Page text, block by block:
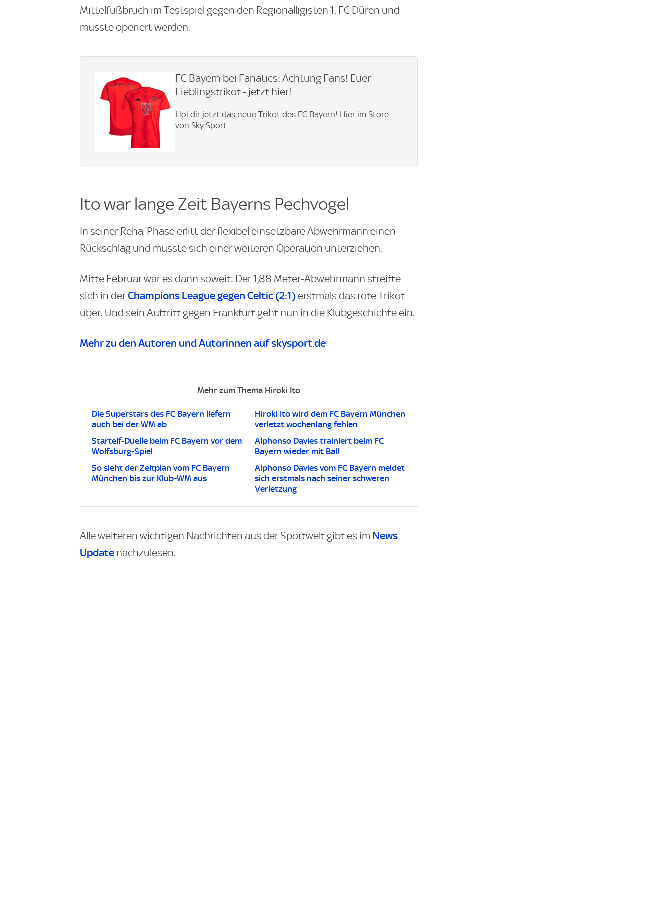
Mittelfußbruch im Testspiel gegen den Regionalligisten 1. FC Düren und
musste operiert werden.
FC Bayern bei Fanatics: Achtung Fans! Euer
Lieblingstrikot - jetzt hier!
Hol dir jetzt das neue Trikot des FC Bayern! Hier im Store
von Sky Sport.
Ito war lange Zeit Bayerns Pechvogel
In seiner Reha-Phase erlitt der flexibel einsetzbare Abwehrmann einen
Rückschlag und musste sich einer weiteren Operation unterziehen.
Mitte Februar war es dann soweit: Der 1,88 Meter-Abwehrmann streifte
sich in derChampions League gegen Celtic (2:1)erstmals das rote Trikot
über. Und sein Auftritt gegen Frankfurt geht nun in die Klubgeschichte ein.
Mehr zu den Autoren und Autorinnen auf skysport.de
Mehr zum Thema Hiroki Ito
Die Superstars des FC Bayern liefern
auch bei der WM ab
Hiroki Ito wird dem FC Bayern München
verletzt wochenlang fehlen
Startelf-Duelle beim FC Bayern vor dem
Wolfsburg-Spiel
Alphonso Davies trainiert beim FC
Bayern wieder mit Ball
So sieht der Zeitplan vom FC Bayern
München bis zur Klub-WM aus
Alphonso Davies vom FC Bayern meldet
sich erstmals nach seiner schweren
Verletzung
Alle weiteren wichtigen Nachrichten aus der Sportwelt gibt es im News
Update nachzulesen.